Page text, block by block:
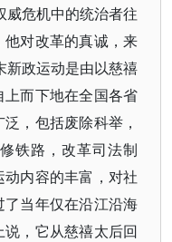
威危机中的统治者往
对改革的真诚，来
新政运动是由以慈禧
而下地在全国各省
，包括废除科举，
铁路，改革司法制
内容的丰富，对社
当年仅在沿江沿海
，它从慈禧太后回